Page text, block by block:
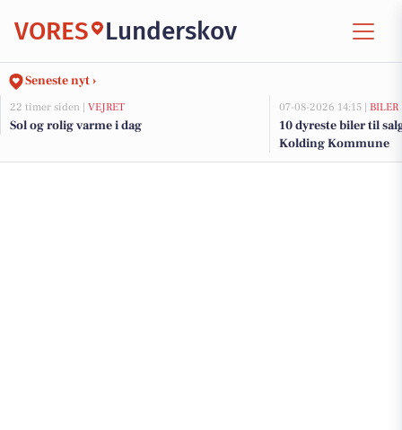
VORES Lunderskov
Seneste nyt ›
22 timer siden | VEJRET
Sol og rolig varme i dag
07-08-2026 14:15 | BILER
10 dyreste biler til
Kolding Kommune